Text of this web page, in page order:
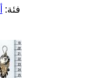
فئة: